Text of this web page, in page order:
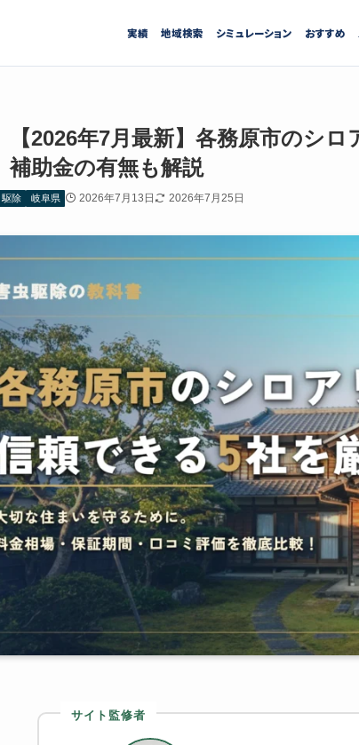
実績 地域検索 シミュレーション おすすめ
【2026年7月最新】各務原市のシ
補助金の有無も解説
駆除 岐阜県 2026年7月13日 2026年7月25日
サイト監修者